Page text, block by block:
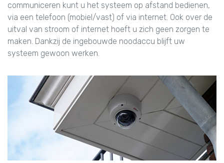
communiceren kunt u het systeem op afstand bedienen,
via een telefoon (mobiel/vast) of via internet. Ook over de
uitval van stroom of internet hoeft u zich geen zorgen te
maken. Dankzij de ingebouwde noodaccu blijft uw
systeem gewoon werken.